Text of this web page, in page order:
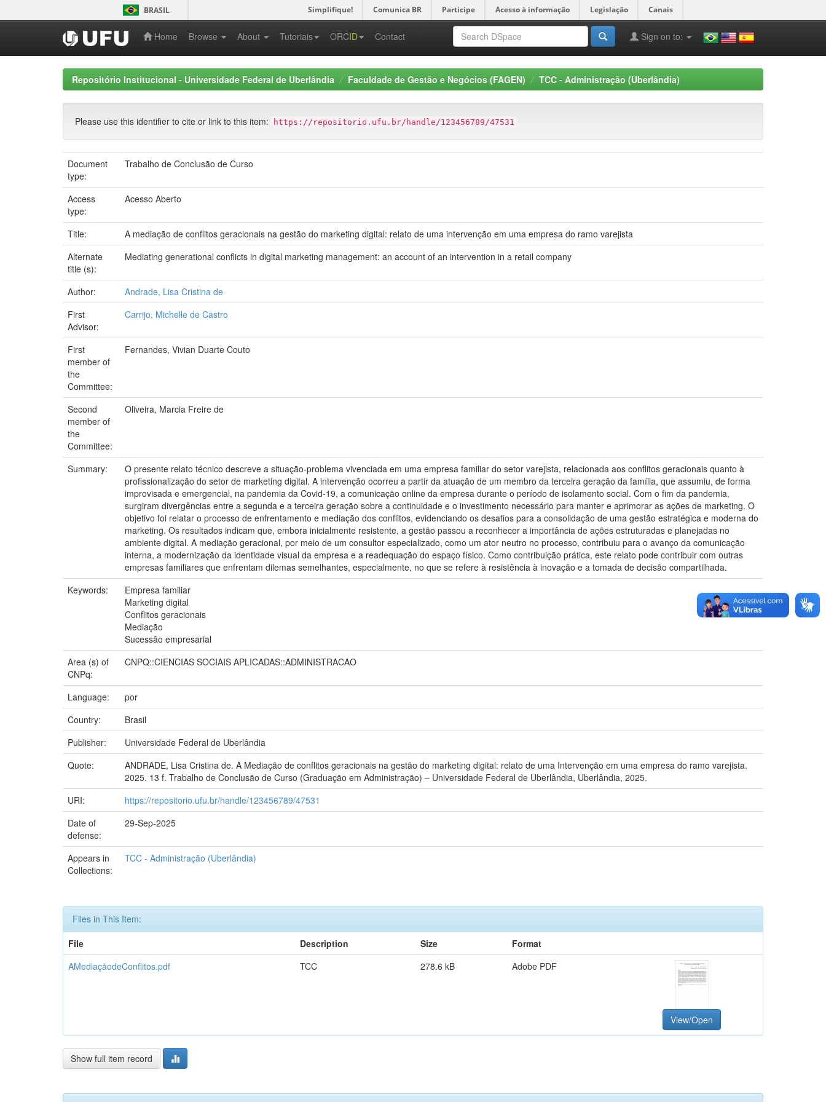
navigation
BRASIL Simplifique! Comunica BR Participe Acesso à informação Legislação Canais
Home Browse About Tutoriais ORCID Contact Sign on to:
Repositório Institucional - Universidade Federal de Uberlândia Faculdade de Gestão e Negócios (FAGEN) TCC - Administração (Uberlândia)
Please use this identifier to cite or link to this item: https://repositorio.ufu.br/handle/123456789/47531
Document
type:
Trabalho de Conclusão de Curso
Access
type:
Acesso Aberto
Title:
A mediação de conflitos geracionais na gestão do marketing digital: relato de uma intervenção em uma empresa do ramo varejista
Alternate
title (s):
Mediating generational conflicts in digital marketing management: an account of an intervention in a retail company
Author:
Andrade, Lisa Cristina de
First
Advisor:
Carrijo, Michelle de Castro
First
member of
the
Committee:
Fernandes, Vivian Duarte Couto
Second
member of
the
Committee:
Oliveira, Marcia Freire de
Summary:
O presente relato técnico descreve a situação-problema vivenciada em uma empresa familiar do setor varejista, relacionada aos conflitos geracionais quanto à
profissionalização do setor de marketing digital. A intervenção ocorreu a partir da atuação de um membro da terceira geração da família, que assumiu, de forma
improvisada e emergencial, na pandemia da Covid-19, a comunicação online da empresa durante o período de isolamento social. Com o fim da pandemia,
surgiram divergências entre a segunda e a terceira geração sobre a continuidade e o investimento necessário para manter e aprimorar as ações de marketing. O
objetivo foi relatar o processo de enfrentamento e mediação dos conflitos, evidenciando os desafios para a consolidação de uma gestão estratégica e moderna do
marketing. Os resultados indicam que, embora inicialmente resistente, a gestão passou a reconhecer a importância de ações estruturadas e planejadas no
ambiente digital. A mediação geracional, por meio de um consultor especializado, como um ator neutro no processo, contribuiu para o avanço da comunicação
interna, a modernização da identidade visual da empresa e a readequação do espaço físico. Como contribuição prática, este relato pode contribuir com outras
empresas familiares que enfrentam dilemas semelhantes, especialmente, no que se refere à resistência à inovação e a tomada de decisão compartilhada.
Keywords:
Empresa familiar
Marketing digital
Conflitos geracionais
Mediação
Sucessão empresarial
Area (s) of
CNPq:
CNPQ::CIENCIAS SOCIAIS APLICADAS::ADMINISTRACAO
Language:
por
Country:
Brasil
Publisher:
Universidade Federal de Uberlândia
Quote:
ANDRADE, Lisa Cristina de. A Mediação de conflitos geracionais na gestão do marketing digital: relato de uma Intervenção em uma empresa do ramo varejista.
2025. 13 f. Trabalho de Conclusão de Curso (Graduação em Administração) – Universidade Federal de Uberlândia, Uberlândia, 2025.
URI:
https://repositorio.ufu.br/handle/123456789/47531
Date of
defense:
29-Sep-2025
Appears in
Collections:
TCC - Administração (Uberlândia)
Files in This Item:
File
Description Size
Format
AMediaçãodeConflitos.pdf
TCC 278.6 kB Adobe PDF
View/Open
Show full item record